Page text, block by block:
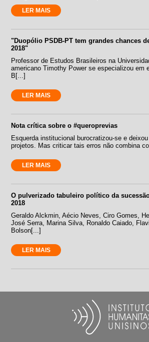
LER MAIS
"Duopólio PSDB-PT tem grandes chances
2018"
Professor de Estudos Brasileiros na
americano Timothy Power se especializou em
B[...]
LER MAIS
Nota crítica sobre o #queroprevias
Esquerda institucional burocratizou-se e
projetos. Mas criticar tais erros não combina
LER MAIS
O pulverizado tabuleiro político da
2018
Geraldo Alckmin, Aécio Neves, Ciro Gomes,
José Serra, Marina Silva, Ronaldo Caiado,
Bolson[...]
LER MAIS